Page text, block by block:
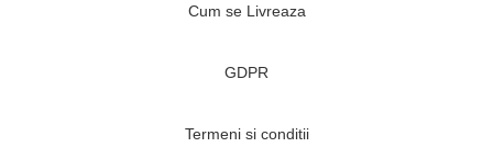
Cum se Livreaza
GDPR
Termeni si conditii